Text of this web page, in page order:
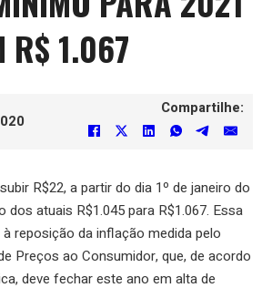
R$ 1.067
Compartilhe:
R$22, a partir do dia 1º de janeiro do
dos atuais R$1.045 para R$1.067. Essa
reposição da inflação medida pelo
Preços ao Consumidor, que, de acordo
deve fechar este ano em alta de